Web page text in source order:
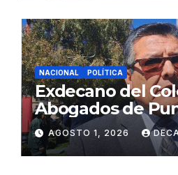
NACIONAL POLÍTICA
Exdecano del
Abogados de
propuestas
ciudadana
AGOSTO 1, 2026